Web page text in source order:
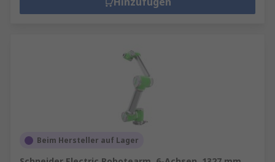
Beim Hersteller auf Lager